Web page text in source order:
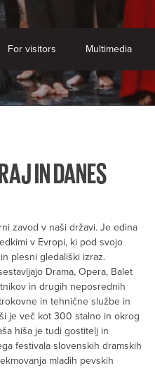
For visitors Multimedia
IN DANES
zavod v naši državi. Je edina
v Evropi, ki pod svojo
plesni gledališki izraz.
Drama, Opera, Balet
in drugih neposrednih
in tehnične službe in
je več kot 300 stalno in okrog
hiša je tudi gostitelj in
festivala slovenskih dramskih
mladih pevskih